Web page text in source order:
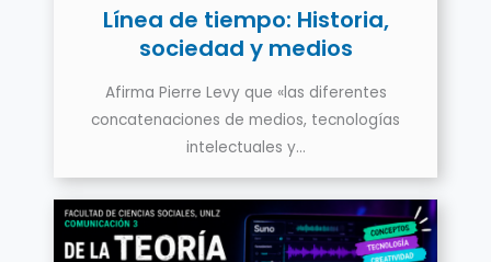
Línea de tiempo: Historia,
sociedad y medios
Afirma Pierre Levy que «las diferentes
concatenaciones de medios, tecnologías
intelectuales y…